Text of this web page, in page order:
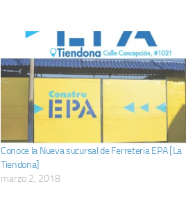
Conoce la Nueva sucursal de Ferreteria EPA [La
Tiendona]
marzo 2, 2018